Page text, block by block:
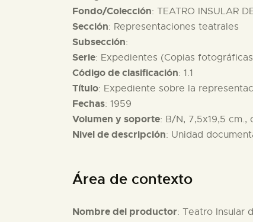
Fondo/Colección: TEATRO INSULAR
Sección: Representaciones teatrales
Subsección:
Serie: Expedientes (Copias
Código de clasificación: 1.1
Título: Expediente sobre la
Fechas: 1959
Volumen y soporte: B/N, 7,5x19,5
Nivel de descripción: Unidad
Área de contexto
Nombre del productor: Teatro Insular